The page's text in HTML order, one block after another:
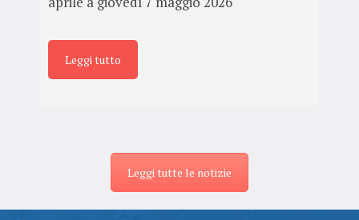
Leggi tutto
Leggi tutte le notizie